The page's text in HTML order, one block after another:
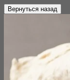
Вернуться назад